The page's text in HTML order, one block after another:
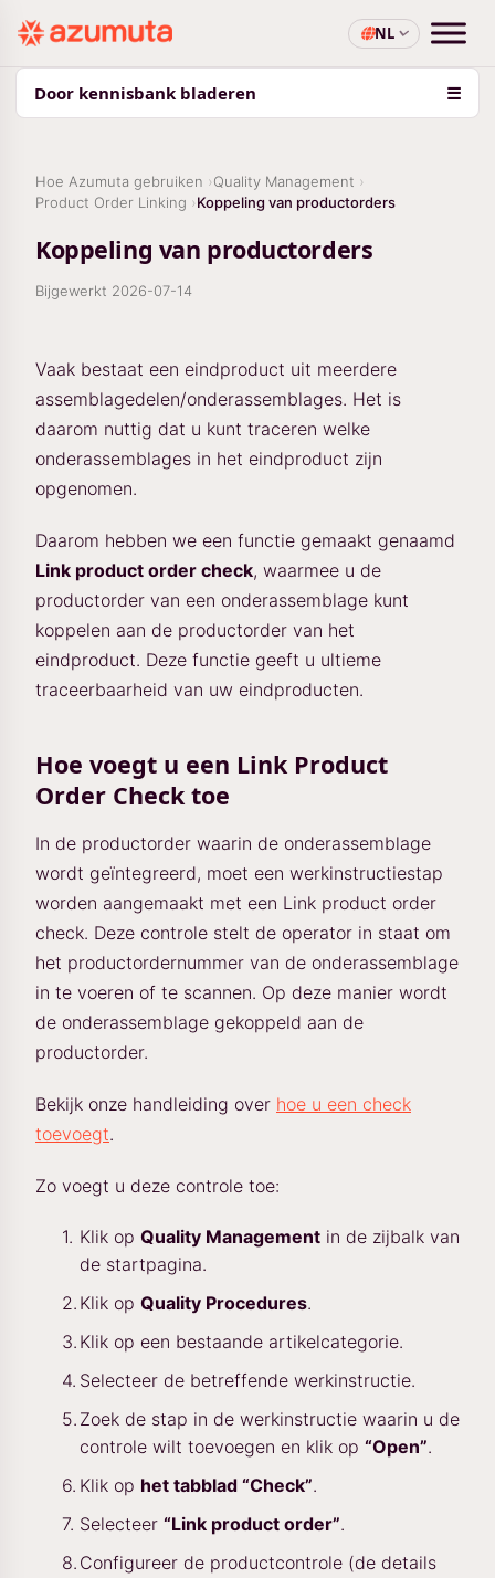
NL
Door kennisbank bladeren ☰
Hoe Azumuta gebruiken
Quality Management
Product Order Linking
Koppeling van productorders
Koppeling van productorders
Bijgewerkt 2026-07-14
Vaak bestaat een eindproduct uit meerdere
assemblagedelen/onderassemblages. Het is
daarom nuttig dat u kunt traceren welke
onderassemblages in het eindproduct zijn
opgenomen.
Daarom hebben we een functie gemaakt genaamd
Link product order check, waarmee u de
productorder van een onderassemblage kunt
koppelen aan de productorder van het
eindproduct. Deze functie geeft u ultieme
traceerbaarheid van uw eindproducten.
Hoe voegt u een Link Product
Order Check toe
In de productorder waarin de onderassemblage
wordt geïntegreerd, moet een werkinstructiestap
worden aangemaakt met een Link product order
check. Deze controle stelt de operator in staat om
het productordernummer van de onderassemblage
in te voeren of te scannen. Op deze manier wordt
de onderassemblage gekoppeld aan de
productorder.
Bekijk onze handleiding over hoe u een check
toevoegt.
Zo voegt u deze controle toe:
Klik op Quality Management in de zijbalk van
de startpagina.
Klik op Quality Procedures.
Klik op een bestaande artikelcategorie.
Selecteer de betreffende werkinstructie.
Zoek de stap in de werkinstructie waarin u de
controle wilt toevoegen en klik op “Open”.
Klik op het tabblad “Check”.
Selecteer “Link product order”.
Configureer de productcontrole (de details